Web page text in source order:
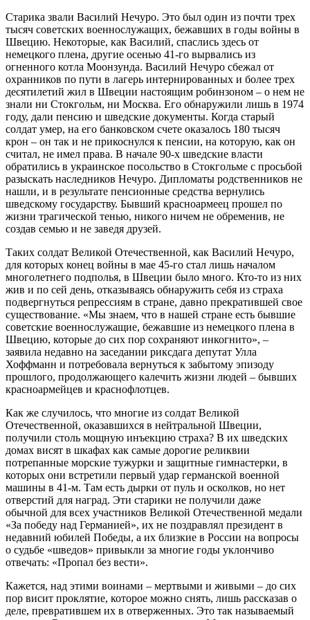
Старика звали Василий Нечуро. Это был один из почти трех
тысяч советских военнослужащих, бежавших в годы войны в
Швецию. Некоторые, как Василий, спаслись здесь от
немецкого плена, другие осенью 41-го вырвались из
огненного котла Моонзунда. Василий Нечуро сбежал от
охранников по пути в лагерь интернированных и более трех
десятилетий жил в Швеции настоящим робинзоном – о нем не
знали ни Стокгольм, ни Москва. Его обнаружили лишь в 1974
году, дали пенсию и шведские документы. Когда старый
солдат умер, на его банковском счете оказалось 180 тысяч
крон – он так и не прикоснулся к пенсии, на которую, как он
считал, не имел права. В начале 90-х шведские власти
обратились в украинское посольство в Стокгольме с просьбой
разыскать наследников Нечуро. Дипломаты родственников не
нашли, и в результате пенсионные средства вернулись
шведскому государству. Бывший красноармеец прошел по
жизни трагической тенью, никого ничем не обременив, не
создав семью и не заведя друзей.
Таких солдат Великой Отечественной, как Василий Нечуро,
для которых конец войны в мае 45-го стал лишь началом
многолетнего подполья, в Швеции было много. Кто-то из них
жив и по сей день, отказываясь обнаружить себя из страха
подвергнуться репрессиям в стране, давно прекратившей свое
существование. «Мы знаем, что в нашей стране есть бывшие
советские военнослужащие, бежавшие из немецкого плена в
Швецию, которые до сих пор сохраняют инкогнито», –
заявила недавно на заседании риксдага депутат Улла
Хоффманн и потребовала вернуться к забытому эпизоду
прошлого, продолжающего калечить жизни людей – бывших
красноармейцев и краснофлотцев.
Как же случилось, что многие из солдат Великой
Отечественной, оказавшихся в нейтральной Швеции,
получили столь мощную инъекцию страха? В их шведских
домах висят в шкафах как самые дорогие реликвии
потрепанные морские тужурки и защитные гимнастерки, в
которых они встретили первый удар германской военной
машины в 41-м. Там есть дырки от пуль и осколков, но нет
отверстий для наград. Эти старики не получили даже
обычной для всех участников Великой Отечественной медали
«За победу над Германией», их не поздравлял президент в
недавний юбилей Победы, а их близкие в России на вопросы
о судьбе «шведов» привыкли за многие годы уклончиво
отвечать: «Пропал без вести».
Кажется, над этими воинами – мертвыми и живыми – до сих
пор висит проклятие, которое можно снять, лишь рассказав о
деле, превратившем их в отверженных. Это так называемый